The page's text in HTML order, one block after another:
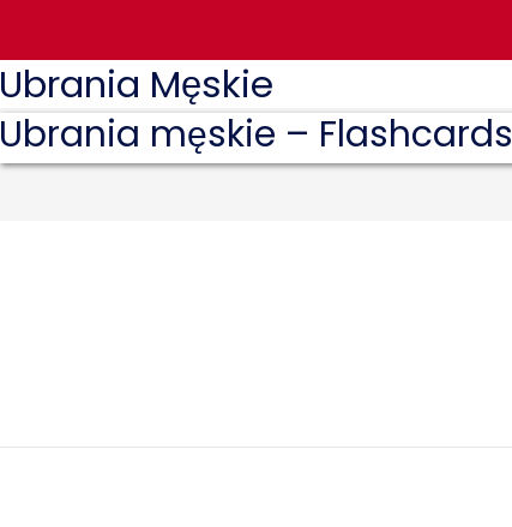
Ubrania Męskie
Ubrania męskie – Flashcards